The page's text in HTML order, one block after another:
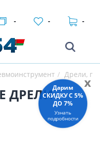
- - -
Дрели,
ДРЕЛИ
x
Дарим
СКИДКУ C 5%
ДО 7%
Узнать
подробности